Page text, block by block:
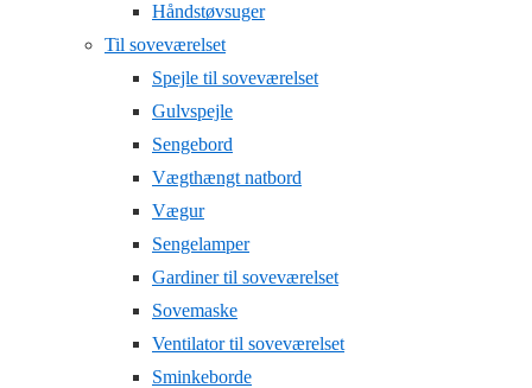
Håndstøvsuger
Til soveværelset
Spejle til soveværelset
Gulvspejle
Sengebord
Vægthængt natbord
Vægur
Sengelamper
Gardiner til soveværelset
Sovemaske
Ventilator til soveværelset
Sminkeborde